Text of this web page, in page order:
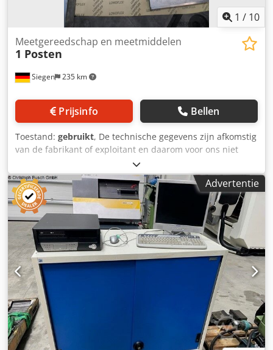
1 / 10
Siegen 235 km
Meetgereedschap en meetmiddelen
1 Posten
Prijsinfo Bellen
Toestand: gebruikt, De technische gegevens zijn afkomstig
van de fabrikant of exploitant en daarom voor ons niet
bindend. Tussentijdse verkoop voorbehouden; uitsluitend
onze algemene leverings- en verkoopvoorwaarden zijn van
toepassing. Over ons Dcodpfx Ajyycyajliek Meer dan 400
eigen machines op voorraad Meer dan 15.000 m²
opslagruimte, hijscapaciteit van 70 ton Meer dan 10.000
accessoires voor uw werkplaats Wilt u machines,
productielijnen of uw bedrijf verkopen? Neem contact met
ons op. Meer aanbiedingen vindt u op onze website.
Bezichtigingen zijn na afspraak mogelijk. Wij kijken uit
naar uw bezoek. Uw Markus Hirsch team
Advertentie